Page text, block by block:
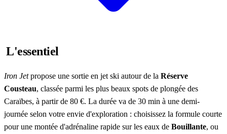
L'essentiel
Iron Jetpropose une sortie en jet ski autour de la Réserve
Cousteau, classée parmi les plus beaux spots de plongée des
Caraïbes, à partir de 80 €. La durée va de 30 min à une demi-
journée selon votre envie d'exploration : choisissez la formule courte
pour une montée d'adrénaline rapide sur les eaux de Bouillante, ou